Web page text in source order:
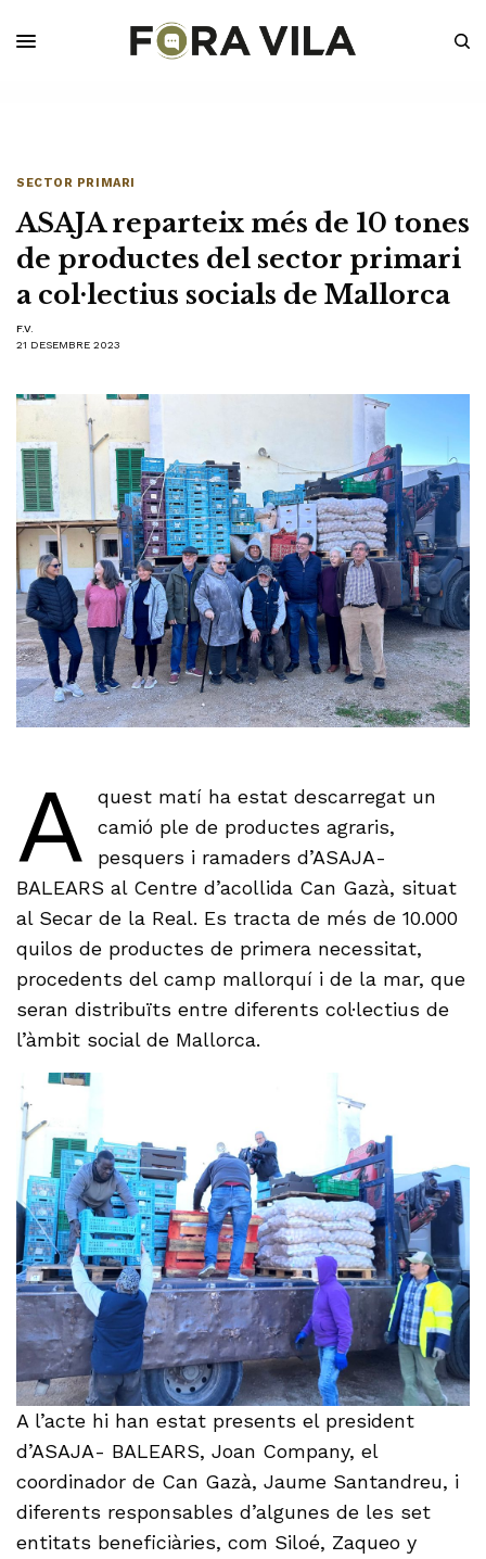
SECTOR PRIMARI
ASAJA reparteix més de 10 tones
de productes del sector primari
a col·lectius socials de Mallorca
F.V.
21 DESEMBRE 2023
A
quest matí ha estat descarregat un
camió ple de productes agraris,
pesquers i ramaders d’ASAJA-
BALEARS al Centre d’acollida Can Gazà, situat
al Secar de la Real. Es tracta de més de 10.000
quilos de productes de primera necessitat,
procedents del camp mallorquí i de la mar, que
seran distribuïts entre diferents col·lectius de
l’àmbit social de Mallorca.
A l’acte hi han estat presents el president
d’ASAJA- BALEARS, Joan Company, el
coordinador de Can Gazà, Jaume Santandreu, i
diferents responsables d’algunes de les set
entitats beneficiàries, com Siloé, Zaqueo y